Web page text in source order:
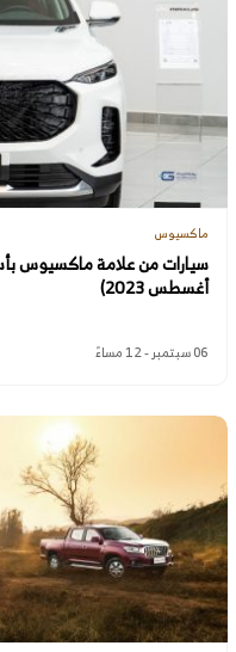
ماكسيوس
أغسطس 2023)
06 سبتمبر - 12 مساءً